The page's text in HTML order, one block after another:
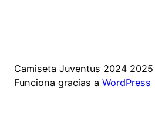
Camiseta Juventus 2024 2025
Funciona gracias a WordPress